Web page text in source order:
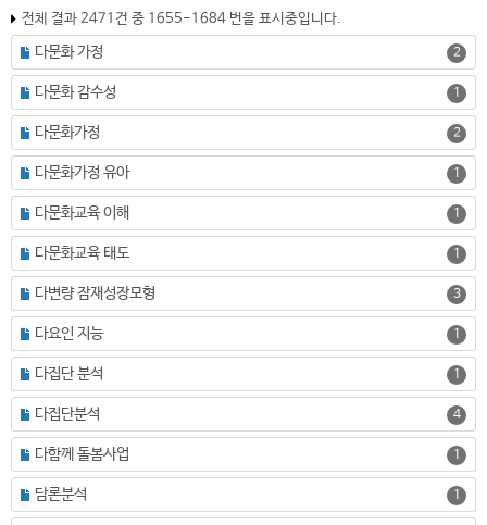
전체 결과 2471건 중 1655-1684 번을 표시중입니다.
다문화 가정 2
다문화 감수성 1
다문화가정 2
다문화가정 유아 1
다문화교육 이해 1
다문화교육 태도 1
다변량 잠재성장모형 3
다요인 지능 1
다집단 분석 1
다집단분석 4
다함께 돌봄사업 1
담론분석 1